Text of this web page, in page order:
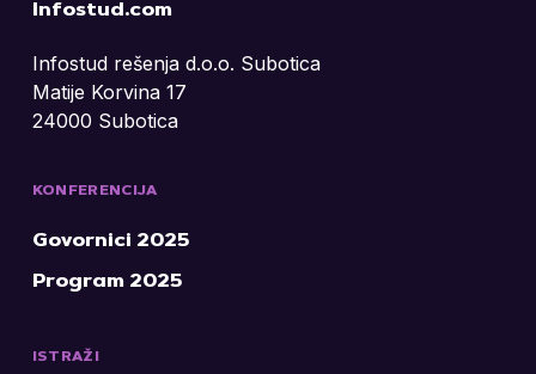
Infostud.com
Infostud rešenja d.o.o. Subotica
Matije Korvina 17
24000 Subotica
KONFERENCIJA
Govornici 2025
Program 2025
ISTRAŽI